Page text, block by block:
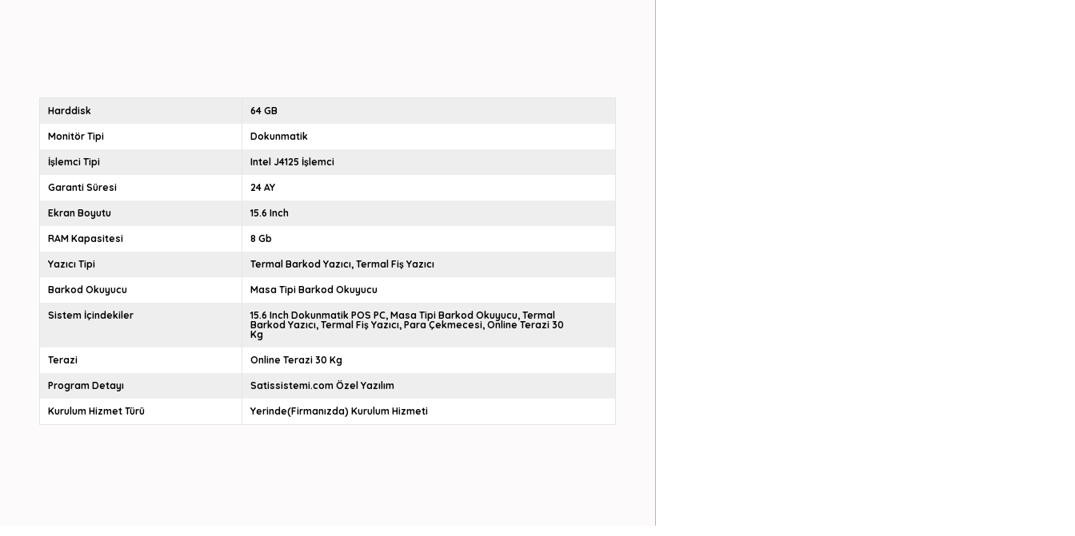
Harddisk 64 GB
Monitör Tipi Dokunmatik
İşlemci Tipi Intel J4125 İşlemci
Garanti Süresi 24 AY
Ekran Boyutu 15.6 Inch
RAM Kapasitesi 8 Gb
Yazıcı Tipi Termal Barkod Yazıcı Termal Fiş Yazıcı
Barkod Okuyucu Masa Tipi Barkod Okuyucu
Sistem İçindekiler 15.6 Inch Dokunmatik POS PC Masa Tipi Barkod Okuyucu Termal
Barkod Yazıcı Termal Fiş Yazıcı Para Çekmecesi Online Terazi 30
Kg
Terazi Online Terazi 30 Kg
Program Detayı Satissistemi.com Özel Yazılım
Kurulum Hizmet Türü Yerinde(Firmanızda) Kurulum Hizmeti